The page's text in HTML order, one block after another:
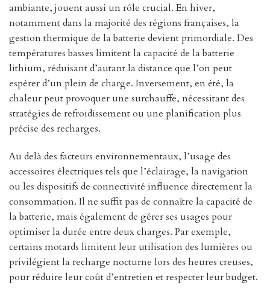
ambiante, jouent aussi un rôle crucial. En hiver,
notamment dans la majorité des régions françaises, la
gestion thermique de la batterie devient primordiale. Des
températures basses limitent la capacité de la batterie
lithium, réduisant d’autant la distance que l’on peut
espérer d’un plein de charge. Inversement, en été, la
chaleur peut provoquer une surchauffe, nécessitant des
stratégies de refroidissement ou une planification plus
précise des recharges.
Au delà des facteurs environnementaux, l’usage des
accessoires électriques tels que l’éclairage, la navigation
ou les dispositifs de connectivité influence directement la
consommation. Il ne suffit pas de connaître la capacité de
la batterie, mais également de gérer ses usages pour
optimiser la durée entre deux charges. Par exemple,
certains motards limitent leur utilisation des lumières ou
privilégient la recharge nocturne lors des heures creuses,
pour réduire leur coût d’entretien et respecter leur budget.